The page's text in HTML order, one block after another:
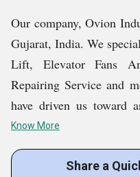
Our company, Ovion
Gujarat, India. We
Lift, Elevator Fans
Repairing Service and
have driven us toward
clientele by offering
improve safety and
elevators. Our elevator
Know More
Share a